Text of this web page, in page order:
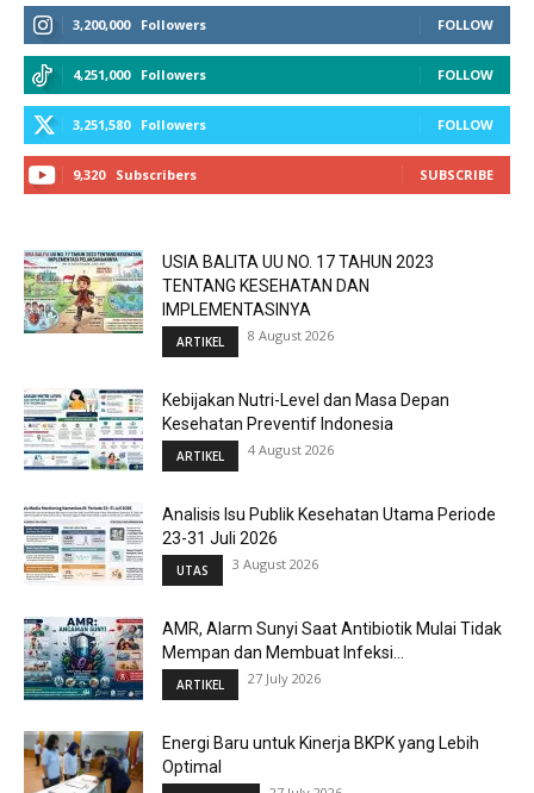
3,200,000 Followers FOLLOW
4,251,000 Followers FOLLOW
3,251,580 Followers FOLLOW
9,320 Subscribers SUBSCRIBE
USIA BALITA UU NO. 17 TAHUN 2023
TENTANG KESEHATAN DAN
IMPLEMENTASINYA
ARTIKEL 8 August 2026
Kebijakan Nutri-Level dan Masa Depan
Kesehatan Preventif Indonesia
ARTIKEL 4 August 2026
Analisis Isu Publik Kesehatan Utama Periode
23-31 Juli 2026
UTAS 3 August 2026
AMR, Alarm Sunyi Saat Antibiotik Mulai Tidak
Mempan dan Membuat Infeksi...
ARTIKEL 27 July 2026
Energi Baru untuk Kinerja BKPK yang Lebih
Optimal